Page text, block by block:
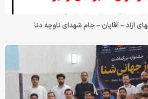
آزاد – آقایان – جام شهدای ناوچه دنا